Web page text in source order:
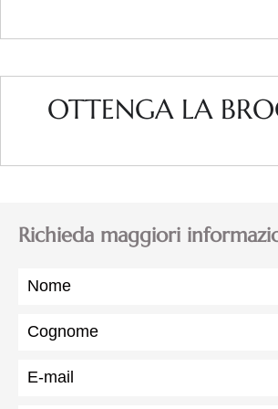
OTTENGA LA
Richieda maggiori